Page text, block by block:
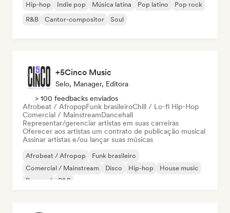
Hip-hop Indie pop Música latina Pop latino
Pop rock
R&B
Cantor-compositor Soul
+5Cinco Music
Selo, Manager, Editora
> 100 feedbacks enviados
Afrobeat / AfropopFunk brasileiroChill / Lo-fi Hip-Hop
Comercial / MainstreamDancehall
Representar/gerenciar artistas em suas carreiras
Oferecer aos artistas um contrato de publicação musical
Assinar artistas e/ou lançar suas músicas
Afrobeat / Afropop
Funk brasileiro
Comercial / Mainstream
Disco Hip-hop
House music
Pop soul
R&B